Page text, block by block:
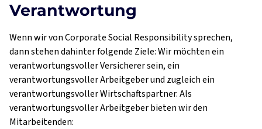
Verantwortung
Wenn wir von Corporate Social Responsibility sprechen,
dann stehen dahinter folgende Ziele: Wir möchten ein
verantwortungsvoller Versicherer sein, ein
verantwortungsvoller Arbeitgeber und zugleich ein
verantwortungsvoller Wirtschaftspartner. Als
verantwortungsvoller Arbeitgeber bieten wir den
Mitarbeitenden: